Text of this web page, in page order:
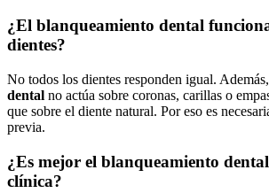
¿El blanqueamiento dental
dientes?
No todos los dientes responden igual.
dental no actúa sobre coronas, carillas o
que sobre el diente natural. Por eso es
previa.
¿Es mejor el blanqueamiento dental
clínica?